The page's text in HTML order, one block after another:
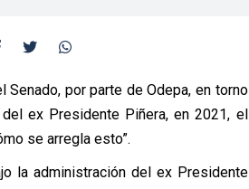
por parte de Odepa, en torno
ex Presidente Piñera, en 2021, el
se arregla esto”.
la administración del ex Presidente